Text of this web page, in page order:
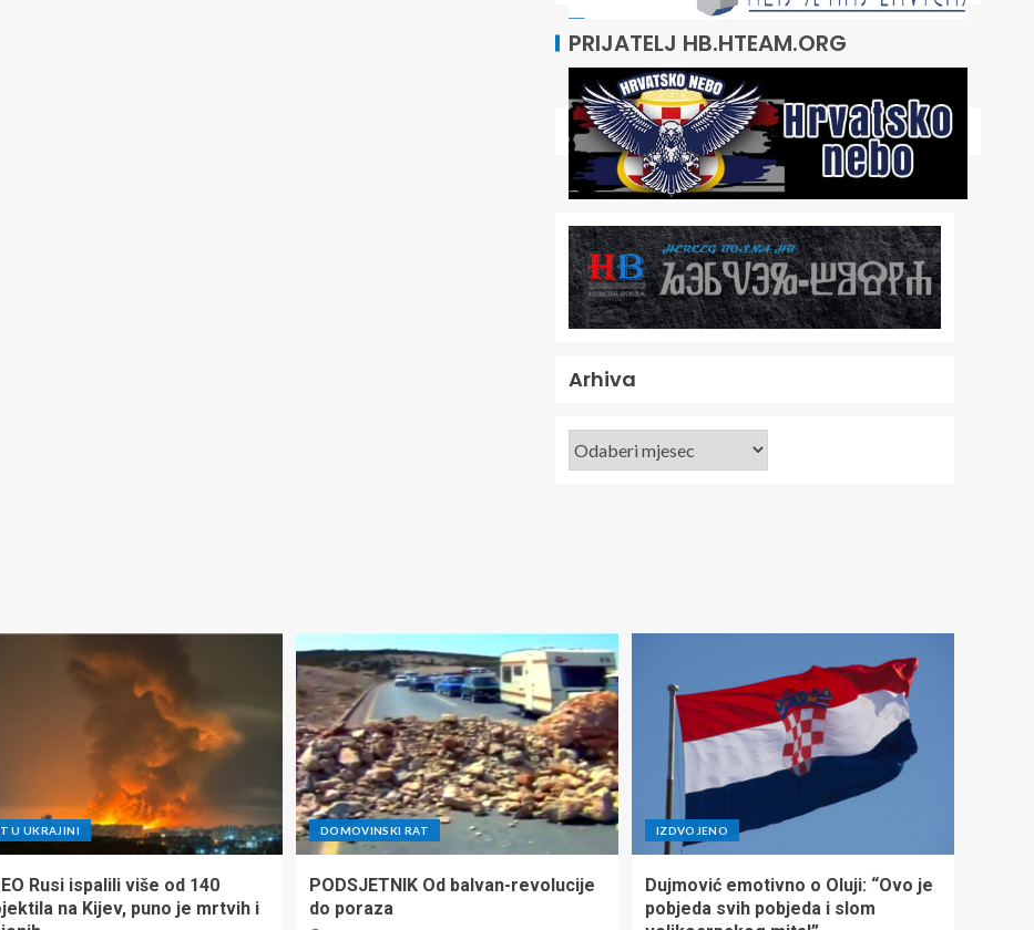
PRIJATELJ HB.HTEAM.ORG
Arhiva
U UKRAJINI
Rusi ispalili više od 140
na Kijev, puno je mrtvih i
DOMOVINSKI RAT
PODSJETNIK Od balvan-revolucije
do poraza
IZDVOJENO
Dujmović emotivno o Oluji: “Ovo je
pobjeda svih pobjeda i slom